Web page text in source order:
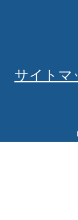
サイトマ